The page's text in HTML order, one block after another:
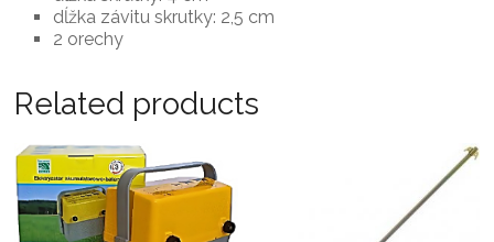
dĺžka závitu skrutky: 2,5 cm
2 orechy
Related products